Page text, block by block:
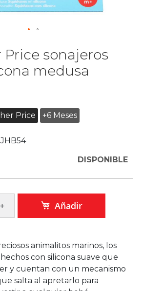
Price sonajeros
medusa
Price +6 Meses
JHB54
DISPONIBLE
Añadir
animalitos marinos, los
con silicona suave que
y cuentan con un mecanismo
salta al apretarlo para